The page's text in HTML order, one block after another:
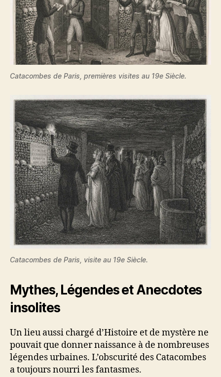
Catacombes de Paris, premières visites au 19e Siècle.
Catacombes de Paris, visite au 19e Siècle.
Mythes, Légendes et Anecdotes
insolites
Un lieu aussi chargé d’Histoire et de mystère ne
pouvait que donner naissance à de nombreuses
légendes urbaines. L’obscurité des Catacombes
a toujours nourri les fantasmes.